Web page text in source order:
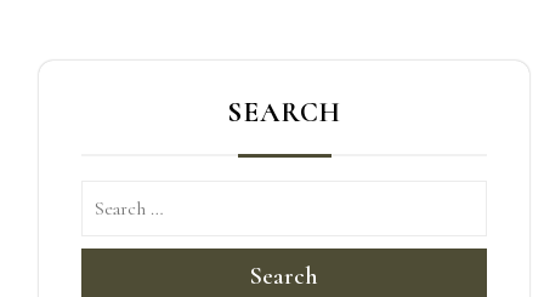
SEARCH
Search